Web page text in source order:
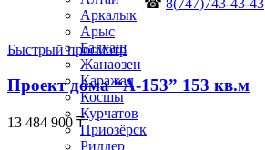
Аркалык
Арыс
Балхаш
Жанаозен
Каражал
Косшы
Курчатов
Приозёрск
Риддер
☎ 8(747)743-43-43
Быстрый просмотр
Проект дома “А-153” 153 кв.м
13 484 900 ₸